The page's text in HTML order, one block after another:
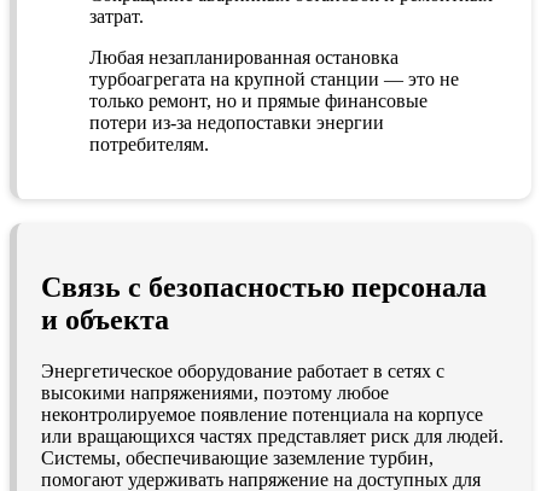
затрат.
Любая незапланированная остановка
турбоагрегата на крупной станции — это не
только ремонт, но и прямые финансовые
потери из-за недопоставки энергии
потребителям.
Связь с безопасностью персонала
и объекта
Энергетическое оборудование работает в сетях с
высокими напряжениями, поэтому любое
неконтролируемое появление потенциала на корпусе
или вращающихся частях представляет риск для людей.
Системы, обеспечивающие заземление турбин,
помогают удерживать напряжение на доступных для